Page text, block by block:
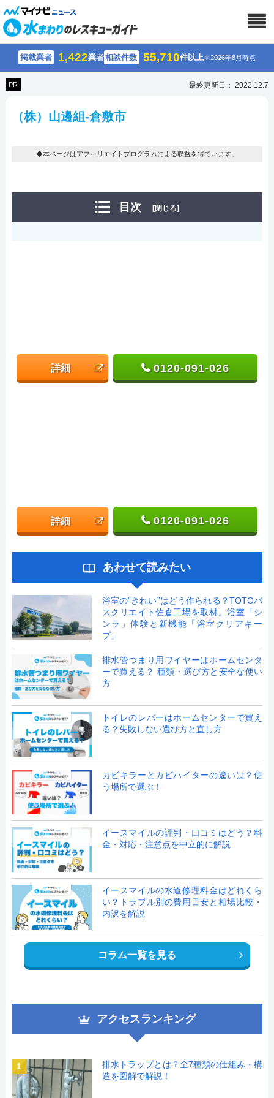
掲載業者 1,422業者相談件数 55,710件以上※2026年8月時点
PR 最終更新日： 2022.12.7
（株）山邊組-倉敷市
◆本ページはアフィリエイトプログラムによる収益を得ています。
目次 [閉じる]
詳細 0120-091-026
詳細 0120-091-026
あわせて読みたい
浴室の”きれい”はどう作られる？TOTOバ
スクリエイト佐倉工場を取材。浴室「シ
ンラ」体験と新機能「浴室クリアキー
プ」
排水管つまり用ワイヤーはホームセンタ
ーで買える？ 種類・選び方と安全な使い
方
トイレのレバーはホームセンターで買え
る？失敗しない選び方と直し方
カビキラーとカビハイターの違いは？使
う場所で選ぶ！
イースマイルの評判・口コミはどう？料
金・対応・注意点を中立的に解説
イースマイルの水道修理料金はどれくら
い？トラブル別の費用目安と相場比較・
内訳を解説
コラム一覧を見る
アクセスランキング
1
排水トラップとは？全7種類の仕組み・構
造を図解で解説！